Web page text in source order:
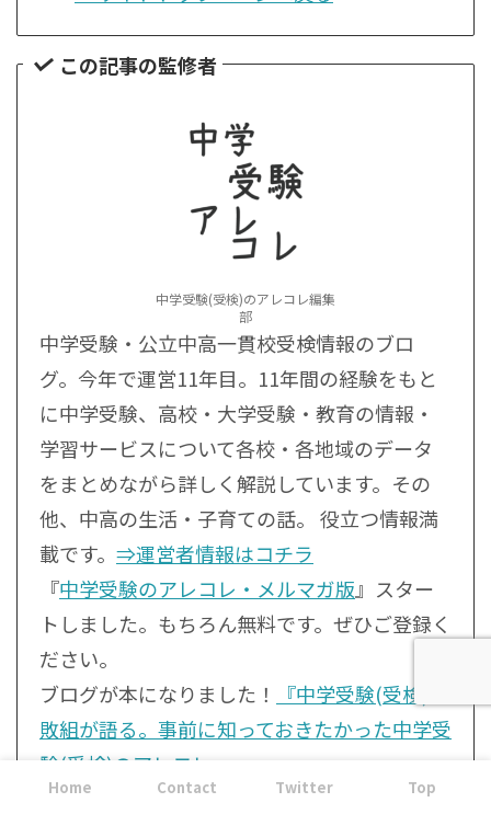
この記事の監修者
中学受験(受検)のアレコレ編集
部
中学受験・公立中高一貫校受検情報のブロ
グ。今年で運営11年目。11年間の経験をもと
に中学受験、高校・大学受験・教育の情報・
学習サービスについて各校・各地域のデータ
をまとめながら詳しく解説しています。その
他、中高の生活・子育ての話。 役立つ情報満
載です。 ⇒運営者情報はコチラ
『中学受験のアレコレ・メルマガ版』スター
トしました。もちろん無料です。ぜひご登録く
ださい。
ブログが本になりました！
『中学受験(受検)失
敗組が語る。事前に知っておきたかった中学受
験(受検)のアレコレ』
Home Contact Twitter Top